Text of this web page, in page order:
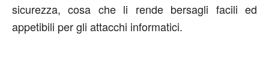
sicurezza, cosa che li rende bersagli facili ed
appetibili per gli attacchi informatici.